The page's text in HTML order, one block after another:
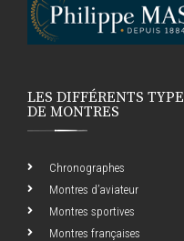
LES DIFFÉRENTS TYPE
DE MONTRES
Chronographes
Montres d’aviateur
Montres sportives
Montres françaises